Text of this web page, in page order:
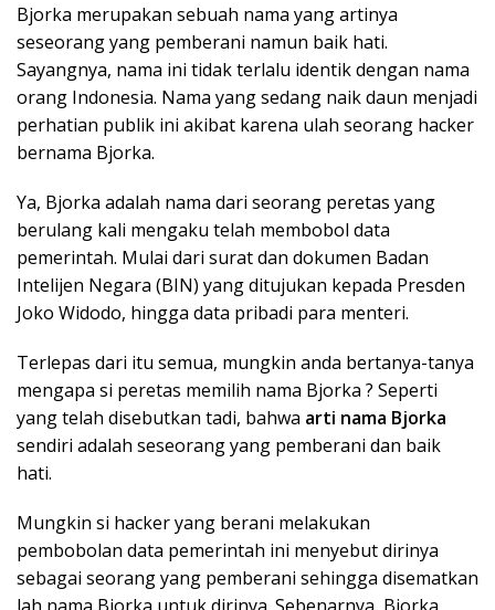
Bjorka merupakan sebuah nama yang artinya
seseorang yang pemberani namun baik hati.
Sayangnya, nama ini tidak terlalu identik dengan nama
orang Indonesia. Nama yang sedang naik daun menjadi
perhatian publik ini akibat karena ulah seorang hacker
bernama Bjorka.
Ya, Bjorka adalah nama dari seorang peretas yang
berulang kali mengaku telah membobol data
pemerintah. Mulai dari surat dan dokumen Badan
Intelijen Negara (BIN) yang ditujukan kepada Presden
Joko Widodo, hingga data pribadi para menteri.
Terlepas dari itu semua, mungkin anda bertanya-tanya
mengapa si peretas memilih nama Bjorka ? Seperti
yang telah disebutkan tadi, bahwa arti nama Bjorka
sendiri adalah seseorang yang pemberani dan baik
hati.
Mungkin si hacker yang berani melakukan
pembobolan data pemerintah ini menyebut dirinya
sebagai seorang yang pemberani sehingga disematkan